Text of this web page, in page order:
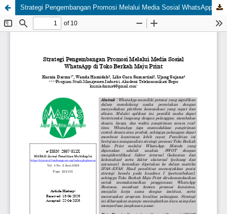
Strategi Pengembangan Promosi Melalui Media Sosial WhatsApp di Toko Berkah Maju Print